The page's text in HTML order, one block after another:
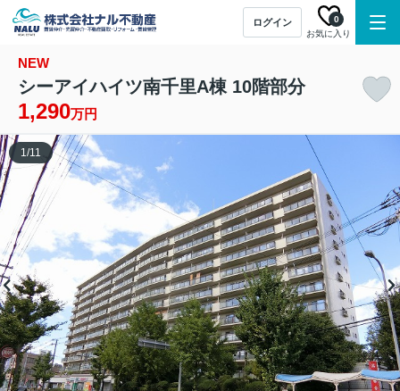
ログイン
お気に入り
0
NEW
シーアイハイツ南千里A棟 10階部分
1,290万円
1/11